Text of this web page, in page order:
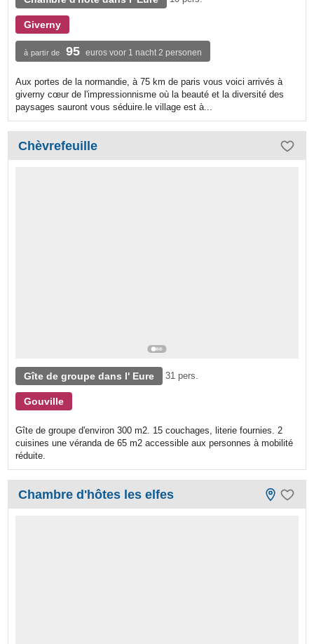
Giverny
à partir de 95 euros voor 1 nacht 2 personen
Aux portes de la normandie, à 75 km de paris vous voici arrivés à
giverny cœur de l'impressionnisme où la beauté et la diversité des
paysages sauront vous séduire.le village est à...
Chèvrefeuille
Gîte de groupe dans l' Eure 31 pers.
Gouville
Gîte de groupe d'environ 300 m2. 15 couchages, literie fournies. 2
cuisines une véranda de 65 m2 accessible aux personnes à mobilité
réduite.
Chambre d'hôtes les elfes